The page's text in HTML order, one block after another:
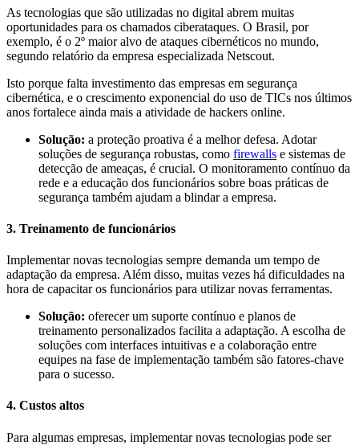
As tecnologias que são utilizadas no digital abrem muitas
oportunidades para os chamados ciberataques. O Brasil, por
exemplo, é o 2º maior alvo de ataques cibernéticos no mundo,
segundo relatório da empresa especializada Netscout.
Isto porque falta investimento das empresas em segurança
cibernética, e o crescimento exponencial do uso de TICs nos últimos
anos fortalece ainda mais a atividade de hackers online.
Solução: a proteção proativa é a melhor defesa. Adotar
soluções de segurança robustas, como firewalls e sistemas de
detecção de ameaças, é crucial. O monitoramento contínuo da
rede e a educação dos funcionários sobre boas práticas de
segurança também ajudam a blindar a empresa.
3. Treinamento de funcionários
Implementar novas tecnologias sempre demanda um tempo de
adaptação da empresa. Além disso, muitas vezes há dificuldades na
hora de capacitar os funcionários para utilizar novas ferramentas.
Solução: oferecer um suporte contínuo e planos de
treinamento personalizados facilita a adaptação. A escolha de
soluções com interfaces intuitivas e a colaboração entre
equipes na fase de implementação também são fatores-chave
para o sucesso.
4. Custos altos
Para algumas empresas, implementar novas tecnologias pode ser